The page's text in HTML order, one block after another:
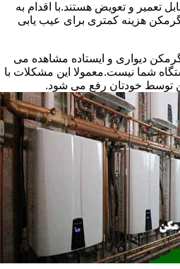
تعمیر و تعویض هستند.با اقدام به
هزینه کمتری برای عیب یابی
دیواری و ایستاده مشاهده می
شما نیست.معمولا این مشکلات با
توسط خودتان رفع می شود.